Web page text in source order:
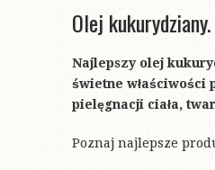
Olej
Najlepszy olej
świetne właściwości
pielęgnacji ciała,
Poznaj najlepsze